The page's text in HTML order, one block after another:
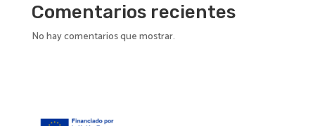
Comentarios recientes
No hay comentarios que mostrar.